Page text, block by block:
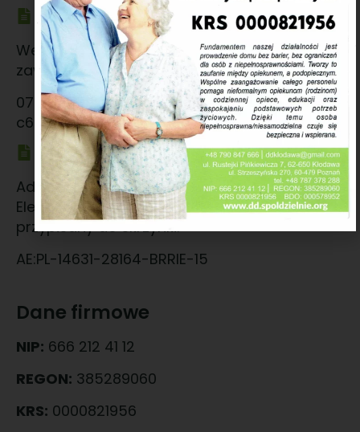
Adres Autenti
Wewnętrzny adres Autenti e-Doręczenia,
zawsze generowany i przypisany do skrzynki.
070596ca-40dd-467b-8e45-
c6b59c2abed9@ed.autenti.com
Adres BAE
Adres generowany z Bazy Adresów
Elektronicznych na żądanie użytkownika i
przypisany do skrzynki.
AE:PL-14631-28164-BRRIE-15
Dane firmowe
NIP: 666 212 41 12
REGON: 385289060
KRS: 0000821956